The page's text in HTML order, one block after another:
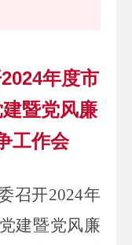
年度市
暨党风廉
工作会
召开2024年
建暨党风廉